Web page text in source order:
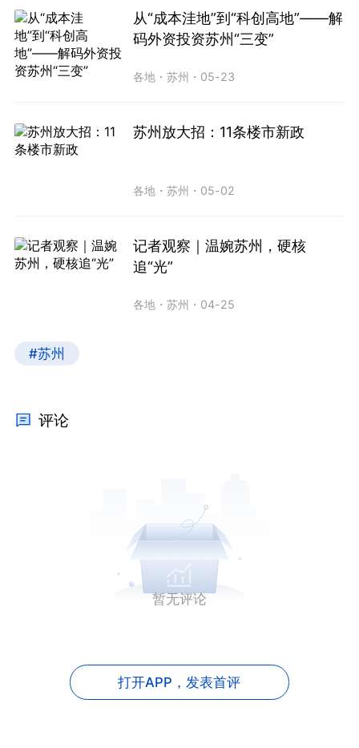
从“成本洼地”到“科创高地”——解
码外资投资苏州“三变”
各地 ・苏州 ・ 05-23
苏州放大招：11条楼市新政
各地 ・苏州 ・ 05-02
记者观察｜温婉苏州，硬核
追“光”
各地 ・苏州 ・ 04-25
#苏州
评论
暂无评论
打开APP， 发表首评